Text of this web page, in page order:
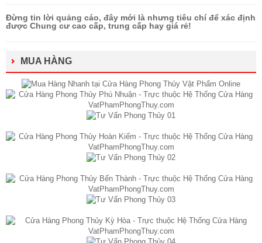
Đừng tin lời quảng cáo, đây mới là nhưng tiêu chí để xác định
được Chung cư cao cấp, trung cấp hay giá rẻ!
MUA HÀNG